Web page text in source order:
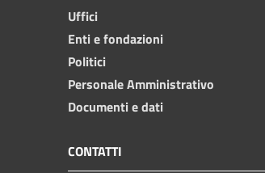
Uffici
Enti e fondazioni
Politici
Personale Amministrativo
Documenti e dati
CONTATTI